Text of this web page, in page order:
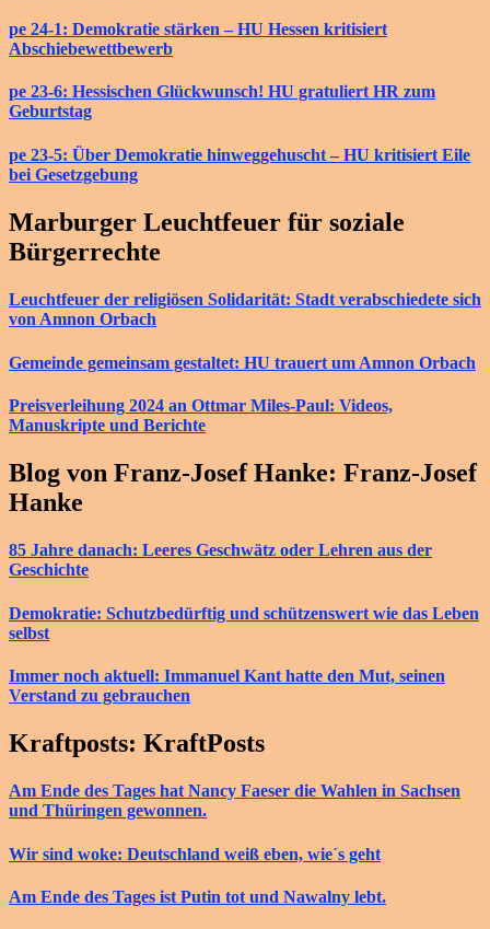
pe 24-1: Demokratie stärken – HU Hessen kritisiert
Abschiebewettbewerb
pe 23-6: Hessischen Glückwunsch! HU gratuliert HR zum
Geburtstag
pe 23-5: Über Demokratie hinweggehuscht – HU kritisiert Eile
bei Gesetzgebung
Marburger Leuchtfeuer für soziale
Bürgerrechte
Leuchtfeuer der religiösen Solidarität: Stadt verabschiedete sich
von Amnon Orbach
Gemeinde gemeinsam gestaltet: HU trauert um Amnon Orbach
Preisverleihung 2024 an Ottmar Miles-Paul: Videos,
Manuskripte und Berichte
Blog von Franz-Josef Hanke: Franz-Josef
Hanke
85 Jahre danach: Leeres Geschwätz oder Lehren aus der
Geschichte
Demokratie: Schutzbedürftig und schützenswert wie das Leben
selbst
Immer noch aktuell: Immanuel Kant hatte den Mut, seinen
Verstand zu gebrauchen
Kraftposts: KraftPosts
Am Ende des Tages hat Nancy Faeser die Wahlen in Sachsen
und Thüringen gewonnen.
Wir sind woke: Deutschland weiß eben, wie´s geht
Am Ende des Tages ist Putin tot und Nawalny lebt.